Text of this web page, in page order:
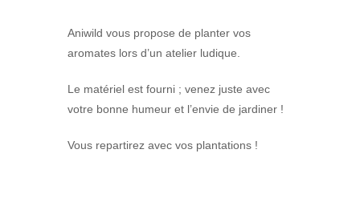
Aniwild vous propose de planter vos
aromates lors d’un atelier ludique.
Le matériel est fourni ; venez juste avec
votre bonne humeur et l’envie de jardiner !
Vous repartirez avec vos plantations !